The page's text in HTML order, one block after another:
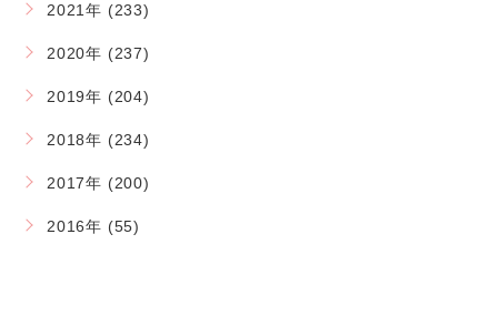
2021年 (233)
2020年 (237)
2019年 (204)
2018年 (234)
2017年 (200)
2016年 (55)